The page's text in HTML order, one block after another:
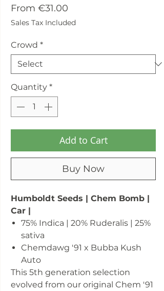
From €31.00
Price
Sales Tax Included
Crowd *
Quantity *
Add to Cart
Buy Now
Humboldt Seeds | Chem Bomb |
Car |
75% Indica | 20% Ruderalis | 25%
sativa
Chemdawg '91 x Bubba Kush
Auto
This 5th generation selection
evolved from our original Chem '91